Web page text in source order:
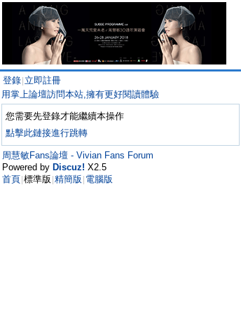
登錄 立即註冊
用掌上論壇訪問本站,擁有更好閱讀體驗
您需要先登錄才能繼續本操作
點擊此鏈接進行跳轉
周慧敏Fans論壇 - Vivian Fans Forum
Powered by Discuz! X2.5
首頁 標準版 精簡版 電腦版